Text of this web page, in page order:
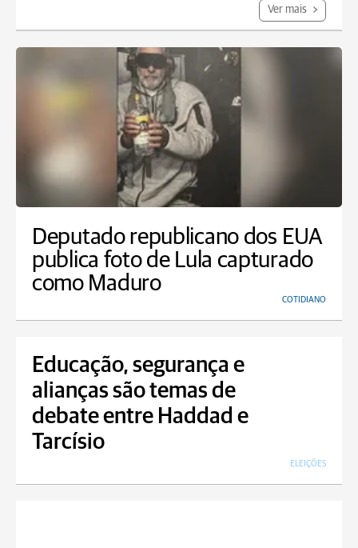
Ver mais
Deputado republicano dos EUA
publica foto de Lula capturado
como Maduro
COTIDIANO
Educação, segurança e
alianças são temas de
debate entre Haddad e
Tarcísio
ELEIÇÕES